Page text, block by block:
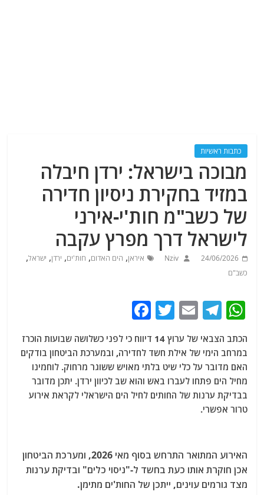
כתבות ראשיות
מבוכה בישראל: ירדן חיבלה
במזיד בחקירת ניסיון חדירה
של כשב"מ חות'י-אירני
לישראל דרך מפרץ עקבה
24/06/2026
Nziv איראן, הים האדום, חות'ים, ירדן, ישראל,
כשב"ם
W
at
s
A
p
T
el
e
g
ra
m
E
ai
l
T
itt
er
c
e
b
o
הכתב הצבאי של ערוץ 14 דיווח כי לפני כשלושה שבועות הוכרז
במרחב הימי של אילת חשד לחדירה, ובמערכת הביטחון בודקים
האם מדובר על כלי שיט בלתי מאויש ששוגר מרחוק. לוחמינו
מחיל הים פתחו לעברו באש והוא שב לכיוון ירדן. יתכן מדובר
בבדיקת ערנות של החותים לחיל הים הישראלי לקראת אירוע
טרור אפשרי.
האירוע המתואר התרחש בסוף מאי 2026, ומערכת הביטחון
אכן חוקרת אותו כעת בחשד ל-"ניסוי כלים" ובדיקת ערנות
מצד גורמים עוינים, ייתכן של החות'ים מתימן.